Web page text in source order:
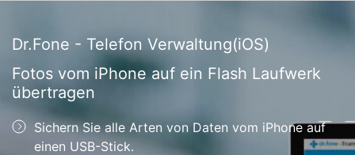
Überblick
Lösungen
Presseraum
Alles-in-einem-Toolkit
Weitere Tools und Apps
Full Toolkit anzeigen >
Entdecken Sie weitere Dr.Fone-Lösungen
Lernen und Unterstützung
Ressourcen & Lernen
Android 16 FRP-Umgehung
Dr.Fone - Telefon Verwaltung(iOS)
Fotos vom iPhone auf ein Flash Laufwerk
übertragen
Sichern Sie alle Arten von Daten vom iPhone auf
einen USB-Stick.